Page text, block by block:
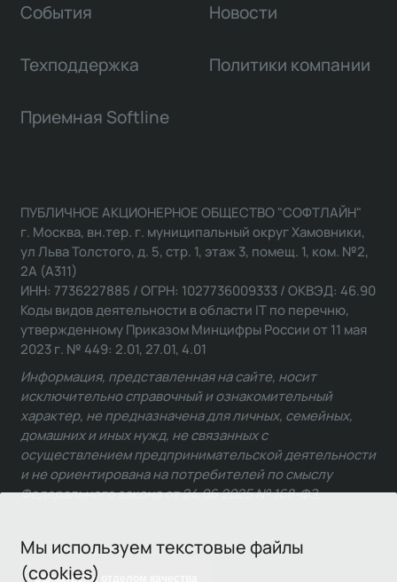
Мы используем текстовые файлы
(cookies)
События Новости
Техподдержка Политики компании
Приемная Softline
Связаться с отделом качества
ПУБЛИЧНОЕ АКЦИОНЕРНОЕ ОБЩЕСТВО "СОФТЛАЙН"
г. Москва, вн.тер. г. муниципальный округ Хамовники,
ул Льва Толстого, д. 5, стр. 1, этаж 3, помещ. 1, ком. №2,
2А (А311)
ИНН: 7736227885 / ОГРН: 1027736009333 / ОКВЭД: 46.90
Коды видов деятельности в области IT по перечню,
утвержденному Приказом Минцифры России от 11 мая
2023 г. № 449: 2.01, 27.01, 4.01
Информация, представленная на сайте, носит
исключительно справочный и ознакомительный
характер, не предназначена для личных, семейных,
домашних и иных нужд, не связанных с
осуществлением предпринимательской деятельности
и не ориентирована на потребителей по смыслу
Федерального закона от 24.06.2025 № 168-ФЗ.